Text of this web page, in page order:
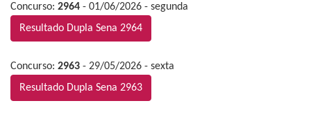
Concurso: 2964 - 01/06/2026 - segunda
Resultado Dupla Sena 2964
Concurso: 2963 - 29/05/2026 - sexta
Resultado Dupla Sena 2963